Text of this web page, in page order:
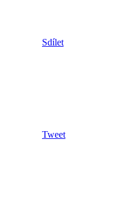
Sdílet
Tweet